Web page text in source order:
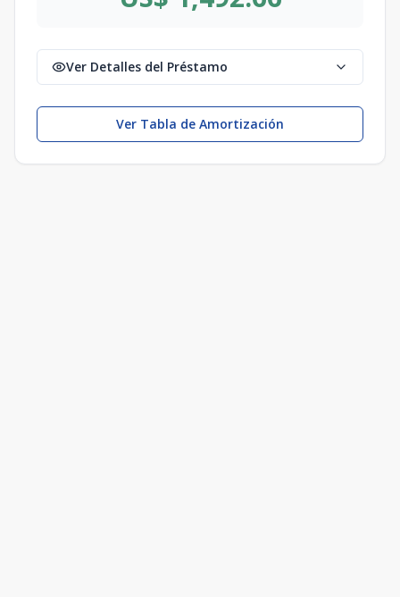
Ver Detalles del Préstamo
Ver Tabla de Amortización